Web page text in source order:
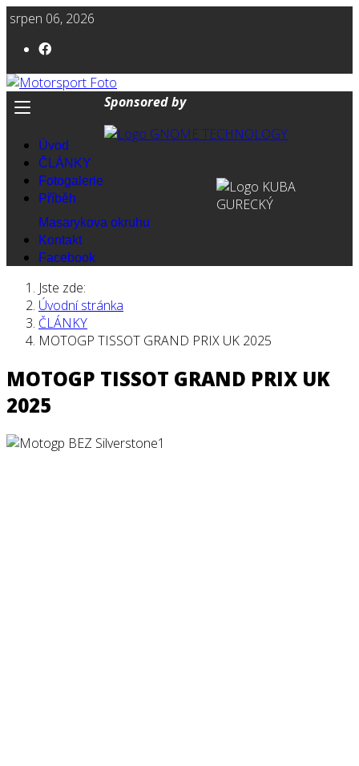
srpen 06, 2026
Sponsored by
Úvod
ČLÁNKY
Fotogalerie
Příběh
Masarykova okruhu
Kontakt
Facebook
Jste zde:
Úvodní stránka
ČLÁNKY
MOTOGP TISSOT GRAND PRIX UK 2025
MOTOGP TISSOT GRAND PRIX UK
2025